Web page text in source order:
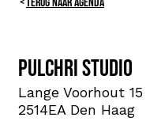
TERUG NAAR AGENDA
Pulchri Studio
Lange Voorhout 15
2514EA Den Haag